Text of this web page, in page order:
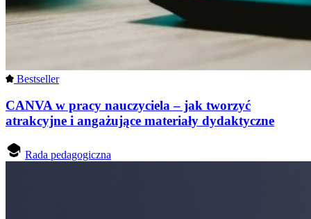
Bestseller
CANVA w pracy nauczyciela – jak tworzyć
atrakcyjne i angażujące materiały dydaktyczne
Rada pedagogiczna